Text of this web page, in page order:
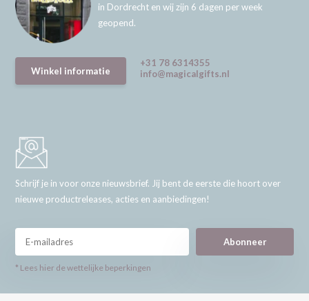
in Dordrecht en wij zijn 6 dagen per week
geopend.
Winkel informatie
+31 78 6314355
info@magicalgifts.nl
Schrijf je in voor onze nieuwsbrief. Jij bent de eerste die hoort over
nieuwe productreleases, acties en aanbiedingen!
Abonneer
* Lees hier de wettelijke beperkingen